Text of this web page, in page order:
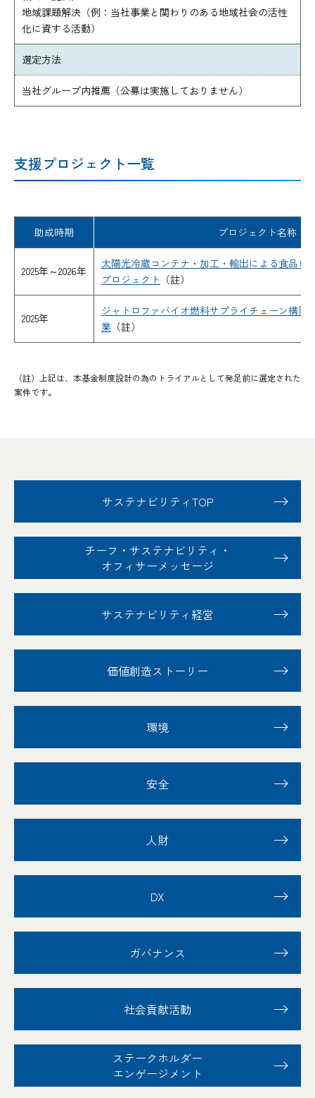
地域課題解決（例：当社事業と関わりのある地域社会の活性
化に資する活動）
選定方法
当社グループ内推薦（公募は実施しておりません）
支援プロジェクト一覧
助成時期 プロジェクト名称
2025年～2026年
太陽光冷蔵コンテナ・加工・輸出による食品ロ
プロジェクト （註）
2025年
ジャトロファバイオ燃料サプライチェーン構築
業 （註）
（註）上記は、本基金制度設計の為のトライアルとして発足前に選定された
案件です。
サステナビリティTOP
チーフ・サステナビリティ ・
オフィサーメッセージ
サステナビリティ経営
価値創造ストーリー
環境
安全
人財
DX
ガバナンス
社会貢献活動
ステークホルダー
エンゲージメント